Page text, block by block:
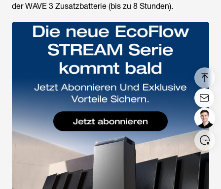
Login/Register
United States (English)
der WAVE 3 Zusatzbatterie (bis zu 8 Stunden).